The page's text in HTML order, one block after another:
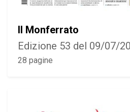
Il Monferrato
Edizione 53 del 09/07/
28 pagine